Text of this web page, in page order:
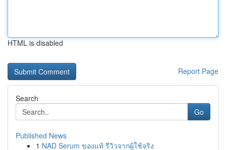
HTML is disabled
Report Page
Search
Go
Published News
1 NAD Serum ของแท้ รีวิวจากผู้ใช้จริง